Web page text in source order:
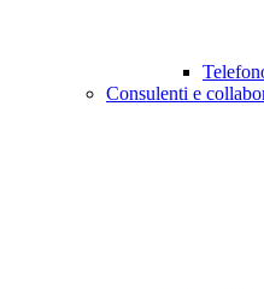
Consulenti e